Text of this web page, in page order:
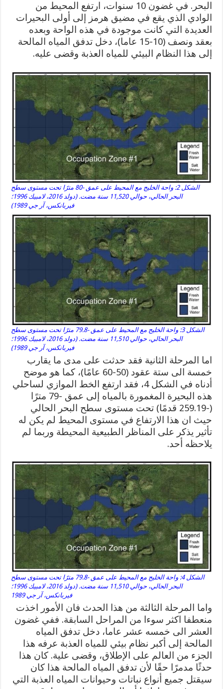
البحر. في غضون 10 سنوات، ارتفع المحيط من
الوادي الذي يقع في مضيق هرمز إلى أولى البحيرات
العديدة التي كانت موجودة في هذه الواحة وبعده
بعقد ونصف (10-15 عاما)، دخل تدفق المياه المالحة
إلى هذا النظام البيئي للمياه العذبة وقضى عليه.
الشكل 2: واحة الخليج مع المحيط على عمق -80 مترًا تحت مستوى سطح
البحر الحالي، حوالي 11,520 سنة مضت. (دولد 2016، لامبيك 1996؛
فيربانكس، آر جي 1989)
الشكل 3: واحة الخليج مع المحيط على عمق -79.8 مترًا تحت مستوى سطح
البحر الحالي، حوالي 11,510 سنة مضت. (دولد 2016، لامبيك 1996؛
فيربانكس، آر جي 1989)
اما المرحلة الثانية فقد حدثت على مدى ما يقارب
خمسة الى ستة عقود (50-60 عامًا)، كما هو موضح
أدناه في الشكل 4، فقد ارتفع الخط الموازي لساحلي
هذه البحيرة المغمورة بالمياه إلى عمق -79 مترًا
(-259.19 قدمًا) تحت مستوى سطح البحر الحالي
حيث ان هذا الارتفاع في مستوى المحيط لم يكن له
تأثير يذكر على المناظر الطبيعية المحيطة وربما لم
يلاحظه أحد.
الشكل 4: واحة الخليج مع المحيط على عمق -79.8 مترًا تحت مستوى سطح
البحر الحالي، حوالي 11,510 سنة مضت. (دولد 2016، لامبيك 1996؛
فيربانكس، آر جي 1989
واما المرحلة الثالثة من هذا الحدث فان الأمور اخذت
منعطفا اكثر سوءا من المراحل السابقة. ففي غضون
العشر الى خمسه عشر عاما، دخل تدفق المياه
المالحة إلى أكبر نظام بيئي للمياه العذبة عرفه هذا
الجزء من العالم على الإطلاق، وقضى علية. كان هذا
حدثًا مدمرًا حقًا لأن تدفق المياه المالحة هذا كان
سيقتل جميع أنواع نباتات وحيوانات المياه العذبة التي